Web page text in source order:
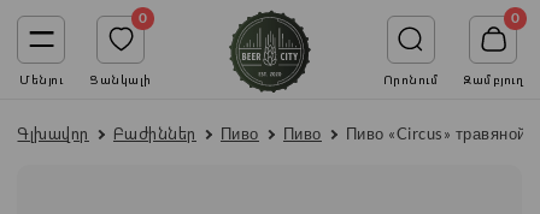
Մենյու
0
Ցանկալի Որոնում
0
Զամբյուղ
Գլխավոր Բաժիններ Пиво Пиво Пиво «Circus» травяной